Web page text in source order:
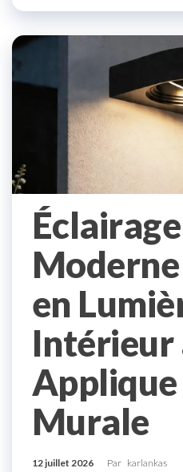
Éclairage
en
Intérieur
Applique
Murale
12 juillet 2026 Par karlankas